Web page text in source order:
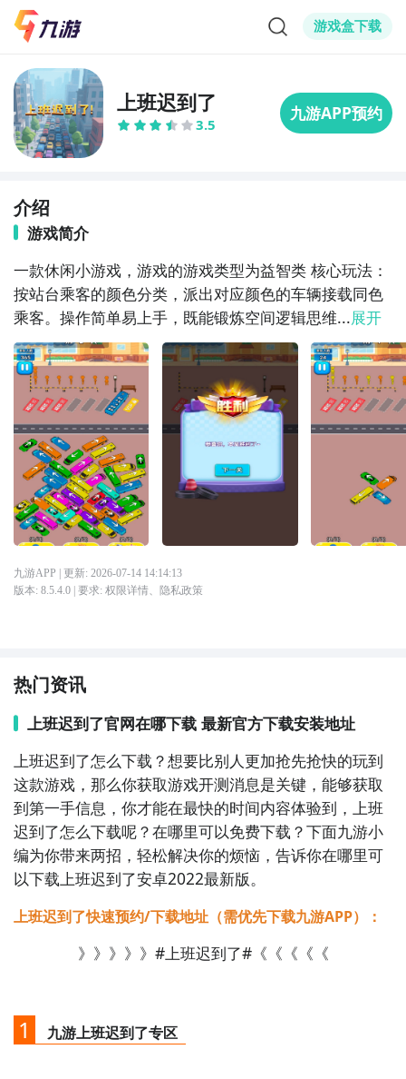
游戏盒下载
上班迟到了
3.5
介绍
游戏简介
一款休闲小游戏，游戏的游戏类型为益智类 核心玩法：
按站台乘客的颜色分类，派出对应颜色的车辆接载同色
乘客。操作简单易上手，既能锻炼空间逻辑思维...展开
九游APP | 更新: 2026-07-14 14:14:13
版本: 8.5.4.0| 要求: 权限详情、 隐私政策
热门资讯
上班迟到了官网在哪下载 最新官方下载安装地址
上班迟到了怎么下载？想要比别人更加抢先抢快的玩到
这款游戏，那么你获取游戏开测消息是关键，能够获取
到第一手信息，你才能在最快的时间内容体验到，上班
迟到了怎么下载呢？在哪里可以免费下载？下面九游小
编为你带来两招，轻松解决你的烦恼，告诉你在哪里可
以下载上班迟到了安卓2022最新版。
上班迟到了快速预约/下载地址（需优先下载九游APP）：
》》》》》#上班迟到了#《《《《《
1 九游上班迟到了专区